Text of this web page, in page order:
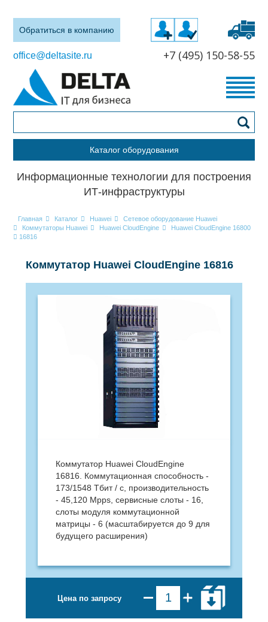
Обратиться в компанию
office@deltasite.ru +7 (495) 150-58-55
Каталог оборудования
Информационные технологии для построения
ИТ-инфраструктуры
Главная Каталог Huawei
Сетевое оборудование Huawei
Коммутаторы Huawei
Huawei CloudEngine
Huawei CloudEngine 16800
16816
Коммутатор Huawei CloudEngine 16816
Коммутатор Huawei CloudEngine
16816. Коммутационная способность -
173/1548 Тбит / с, производительность
- 45,120 Mpps, сервисные слоты - 16,
слоты модуля коммутационной
матрицы - 6 (масштабируется до 9 для
будущего расширения)
Цена по запросу